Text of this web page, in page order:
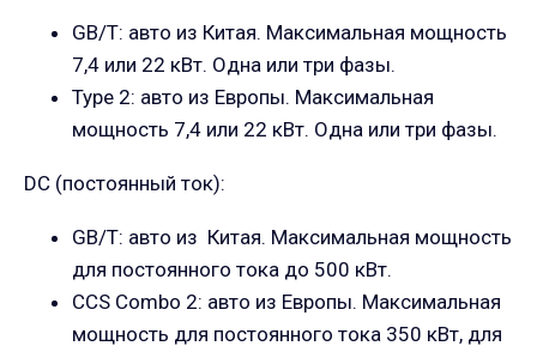
GB/T: авто из Китая. Максимальная мощность
7,4 или 22 кВт. Одна или три фазы.
Type 2: авто из Европы. Максимальная
мощность 7,4 или 22 кВт. Одна или три фазы.
DC (постоянный ток):
GB/T: авто из Китая. Максимальная мощность
для постоянного тока до 500 кВт.
CCS Combo 2: авто из Европы. Максимальная
мощность для постоянного тока 350 кВт, для